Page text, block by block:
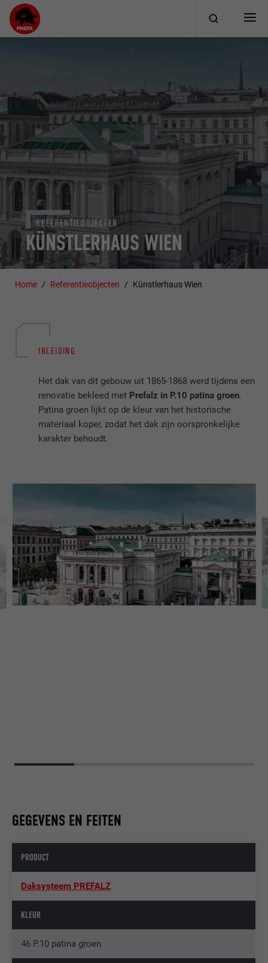
KÜNSTLERHAUS WIEN
REFERENTIEOBJECTEN
Home Referentieobjecten Künstlerhaus Wien
INLEIDING
Het dak van dit gebouw uit 1865-1868 werd tijdens een
renovatie bekleed met Prefalz in P.10 patina groen.
Patina groen lijkt op de kleur van het historische
materiaal koper, zodat het dak zijn oorspronkelijke
karakter behoudt.
GEGEVENS EN FEITEN
PRODUCT
Daksysteem PREFALZ
KLEUR
46 P.10 patina groen